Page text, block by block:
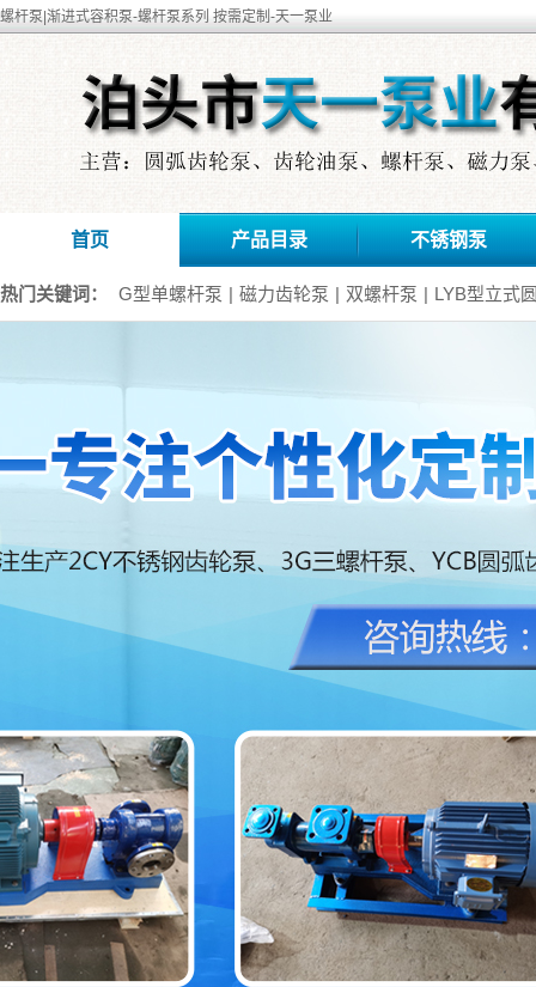
螺杆泵|渐进式容积泵-螺杆泵系列 按需定制-天一泵业
首页 产品目录 不锈钢泵
热门关键词： G型单螺杆泵 | 磁力齿轮泵 | 双螺杆泵 | LYB型立式